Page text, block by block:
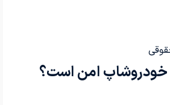
خودروشاپ امن است؟